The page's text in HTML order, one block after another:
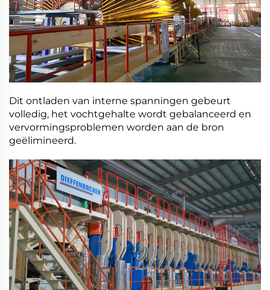
Dit ontladen van interne spanningen gebeurt
volledig, het vochtgehalte wordt gebalanceerd en
vervormingsproblemen worden aan de bron
geëlimineerd.